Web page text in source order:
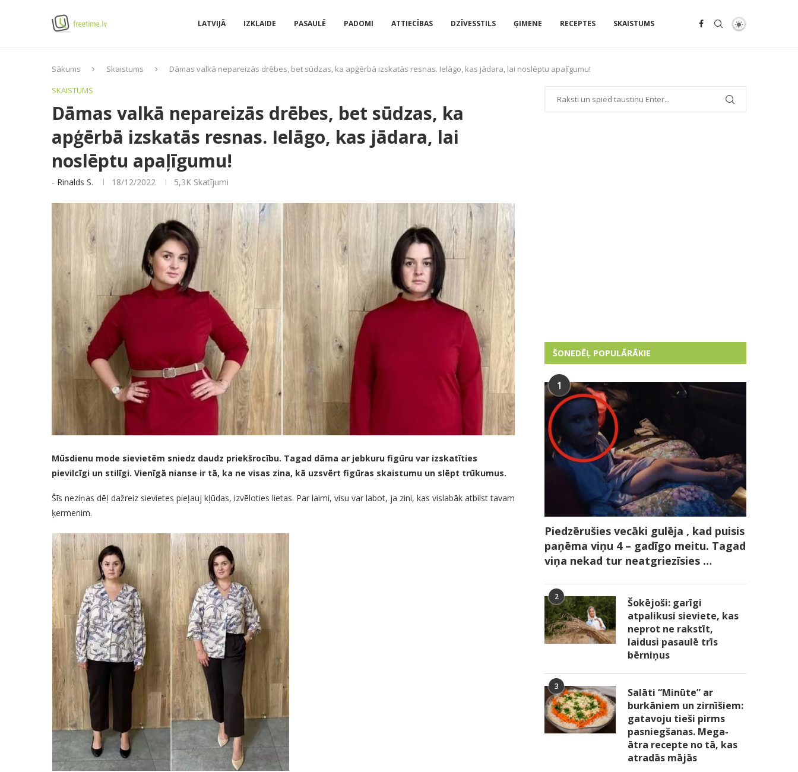
LATVIJĀ IZKLAIDE PASAULĒ PADOMI ATTIECĪBAS DZĪVESSTILS ĢIMENE RECEPTES SKAISTUMS
Sākums Skaistums
Dāmas valkā nepareizās drēbes, bet sūdzas, ka apģērbā izskatās resnas. Ielāgo, kas jādara, lai noslēptu apaļīgumu!
SKAISTUMS
Dāmas valkā nepareizās drēbes, bet sūdzas, ka
apģērbā izskatās resnas. Ielāgo, kas jādara, lai
noslēptu apaļīgumu!
- Rinalds S. 18/12/2022 5,3K Skatījumi
Mūsdienu mode sievietēm sniedz daudz priekšrocību. Tagad dāma ar jebkuru figūru var izskatīties
pievilcīgi un stilīgi. Vienīgā nianse ir tā, ka ne visas zina, kā uzsvērt figūras skaistumu un slēpt trūkumus.
Šīs neziņas dēļ dažreiz sievietes pieļauj kļūdas, izvēloties lietas. Par laimi, visu var labot, ja zini, kas vislabāk atbilst tavam
ķermenim.
ŠONEDĒĻ POPULĀRĀKIE
1
Piedzērušies vecāki gulēja , kad puisis
paņēma viņu 4 – gadīgo meitu. Tagad
viņa nekad tur neatgriezīsies …
2
Šokējoši: garīgi
atpalikusi sieviete, kas
neprot ne rakstīt,
laidusi pasaulē trīs
bērniņus
3
Salāti “Minūte” ar
burkāniem un zirnīšiem:
gatavoju tieši pirms
pasniegšanas. Mega-
ātra recepte no tā, kas
atradās mājās